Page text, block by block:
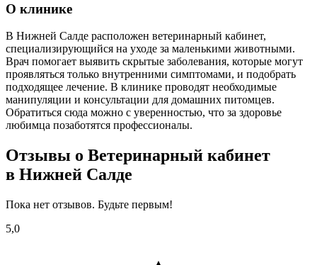
О клинике
В Нижней Салде расположен ветеринарный кабинет,
специализирующийся на уходе за маленькими животными.
Врач помогает выявить скрытые заболевания, которые могут
проявляться только внутренними симптомами, и подобрать
подходящее лечение. В клинике проводят необходимые
манипуляции и консультации для домашних питомцев.
Обратиться сюда можно с уверенностью, что за здоровье
любимца позаботятся профессионалы.
Отзывы о Ветеринарный кабинет
в Нижней Салде
Пока нет отзывов. Будьте первым!
5,0